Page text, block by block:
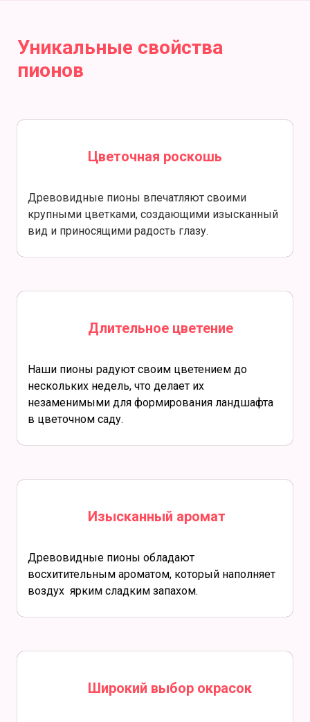
Уникальные свойства
пионов
Цветочная роскошь
Древовидные пионы впечатляют своими
крупными цветками, создающими изысканный
вид и приносящими радость глазу.
Длительное цветение
Наши пионы радуют своим цветением до
нескольких недель, что делает их
незаменимыми для формирования ландшафта
в цветочном саду.
Изысканный аромат
Древовидные пионы обладают
восхитительным ароматом, который наполняет
воздух ярким сладким запахом.
Широкий выбор окрасок